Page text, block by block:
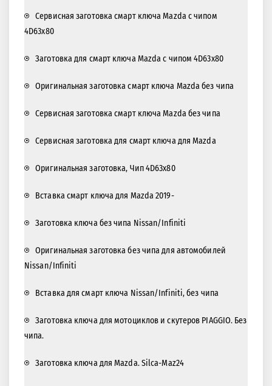
Cервисная заготовка смарт ключа Mazda с чипом
4D63x80
Заготовка для смарт ключа Mazda с чипом 4D63x80
Оригинальная заготовка смарт ключа Mazda без чипа
Cервисная заготовка смарт ключа Mazda без чипа
Сервисная заготовка для смарт ключа для Mazda
Оригинальная заготовка, Чип 4D63x80
Вставка смарт ключа для Mazda 2019-
Заготовка ключа без чипа Nissan/Infiniti
Оригинальная заготовка без чипа для автомобилей
Nissan/Infiniti
Вставка для смарт ключа Nissan/Infiniti, без чипа
Заготовка ключа для мотоциклов и скутеров PIAGGIO. Без
чипа.
Заготовка ключа для Mazda. Silca-Maz24